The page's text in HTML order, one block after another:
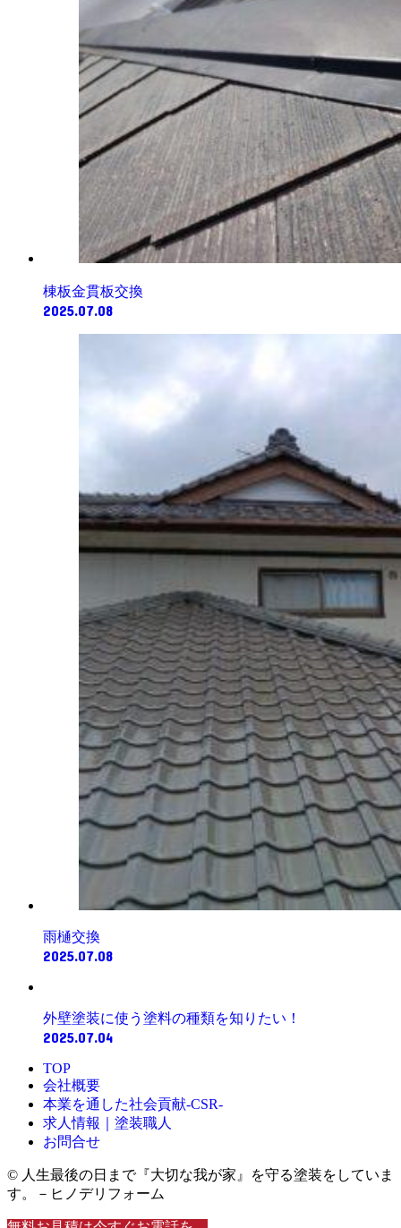
棟板金貫板交換
2025.07.08
雨樋交換
2025.07.08
外壁塗装に使う塗料の種類を知りたい！
2025.07.04
TOP
会社概要
本業を通した社会貢献-CSR-
求人情報｜塗装職人
お問合せ
© 人生最後の日まで『大切な我が家』を守る塗装をしていま
す。－ヒノデリフォーム